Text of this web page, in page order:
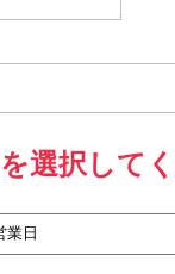
選択して